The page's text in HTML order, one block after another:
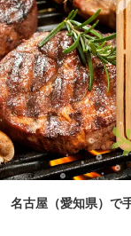
名古屋（愛知県）で